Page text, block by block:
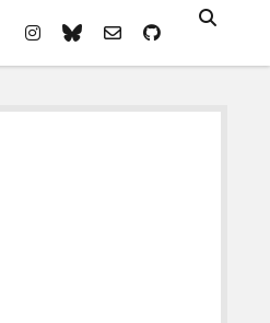
instagram
blueskyemail-github